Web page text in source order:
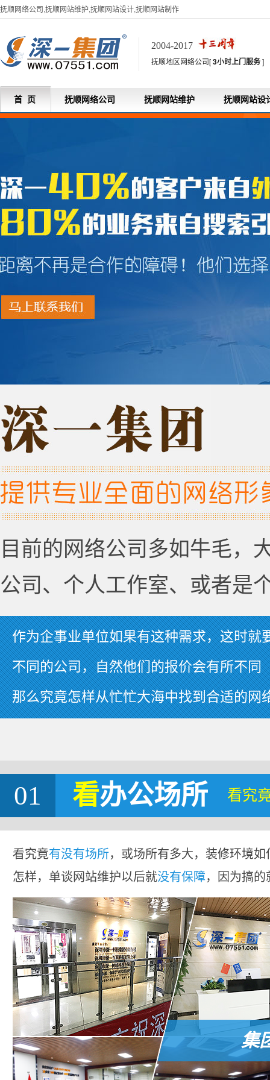
抚顺网络公司,抚顺网站维护,抚顺网站设计,抚顺网站制作
2004-2017
抚顺地区网络公司[3小时上门服务]
首 页 抚顺网络公司 抚顺网站维护 抚顺网站设
目前的网络公司多如牛毛，
公司、个人工作室、或者是
作为企事业单位如果有这种需求，这时就
不同的公司，自然他们的报价会有所不同
那么究竟怎样从忙忙大海中找到合适的网
01 看办公场所 看究
看究竟有没有场所，或场所有多大，装修环境
怎样，单谈网站维护以后就没有保障，因为搞
集